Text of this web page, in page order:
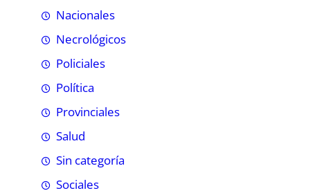
Nacionales
Necrológicos
Policiales
Política
Provinciales
Salud
Sin categoría
Sociales